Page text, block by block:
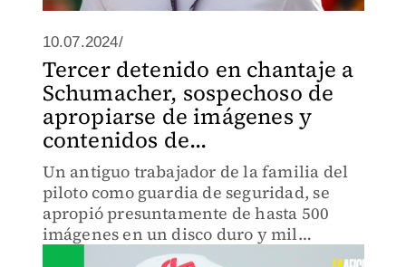
10.07.2024/
Tercer detenido en chantaje a
Schumacher, sospechoso de
apropiarse de imágenes y
contenidos de...
Un antiguo trabajador de la familia del
piloto como guardia de seguridad, se
apropió presuntamente de hasta 500
imágenes en un disco duro y mil
archivos en el segundo